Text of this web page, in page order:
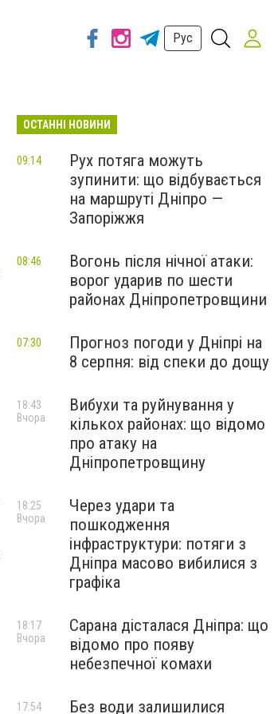
Рус
ОСТАННІ НОВИНИ
Рух потяга можуть
зупинити: що відбувається
на маршруті Дніпро —
Запоріжжя
09:14
Вогонь після нічної атаки:
ворог ударив по шести
районах Дніпропетровщини
08:46
Прогноз погоди у Дніпрі на
8 серпня: від спеки до дощу
07:30
Вибухи та руйнування у
кількох районах: що відомо
про атаку на
Дніпропетровщину
18:43
Вчора
Через удари та
пошкодження
інфраструктури: потяги з
Дніпра масово вибилися з
графіка
18:25
Вчора
Сарана дісталася Дніпра: що
відомо про появу
небезпечної комахи
18:17
Вчора
Без води залишилися
17:54